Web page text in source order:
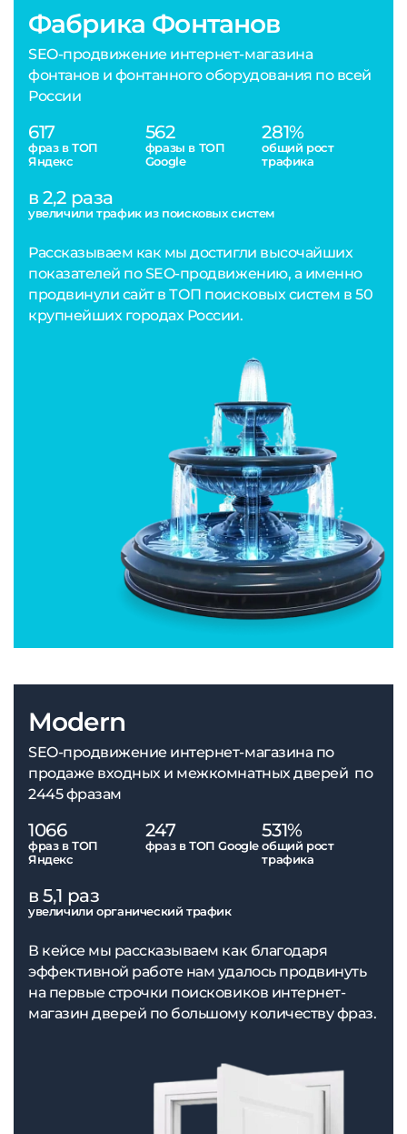
Фабрика Фонтанов
SEO-продвижение интернет-магазина
фонтанов и фонтанного оборудования по всей
России
617
фраз в ТОП
Яндекс
562
фразы в ТОП
Google
281%
общий рост
трафика
в 2,2 раза
увеличили трафик из поисковых систем
Рассказываем как мы достигли высочайших
показателей по SEO-продвижению, а именно
продвинули сайт в ТОП поисковых систем в 50
крупнейших городах России.
Modern
SEO-продвижение интернет-магазина по
продаже входных и межкомнатных дверей по
2445 фразам
1066
фраз в ТОП
Яндекс
247
фраз в ТОП Google
531%
общий рост
трафика
в 5,1 раз
увеличили органический трафик
В кейсе мы рассказываем как благодаря
эффективной работе нам удалось продвинуть
на первые строчки поисковиков интернет-
магазин дверей по большому количеству фраз.